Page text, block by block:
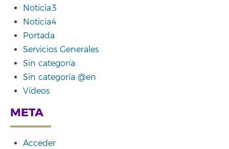
Noticia3
Noticia4
Portada
Servicios Generales
Sin categoría
Sin categoría @en
Vídeos
META
Acceder